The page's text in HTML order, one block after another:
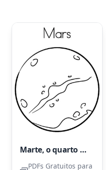
Marte, o quarto planeta a partir do sol, é o sétimo maior do nosso sistema solar.
PDFs Gratuitos para